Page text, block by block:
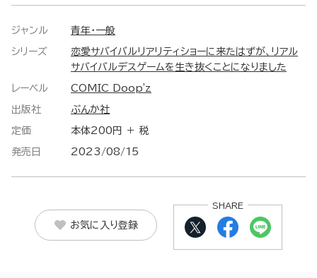
ジャンル 青年・一般
シリーズ
恋愛サバイバルリアリティショーに来たはずが、リアル
サバイバルデスゲームを生き抜くことになりました
レーベル COMIC Doop'z
出版社 ぶんか社
定価 本体200円 ＋ 税
発売日 2023/08/15
お気に入り登録
SHARE